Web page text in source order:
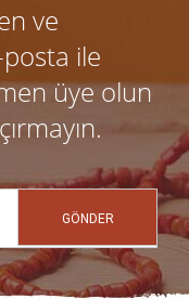
ve
ile
üye olun
GÖNDER